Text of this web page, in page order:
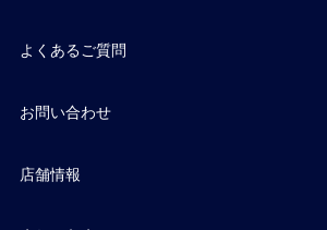
よくあるご質問
お問い合わせ
店舗情報